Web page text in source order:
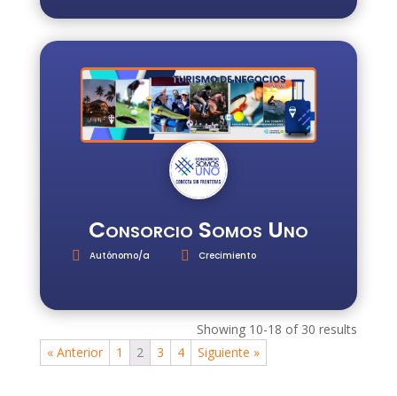
Consorcio Somos Uno
Autónomo/a Crecimiento
Showing 10-18 of 30 results
« Anterior
1 2 3 4 Siguiente »